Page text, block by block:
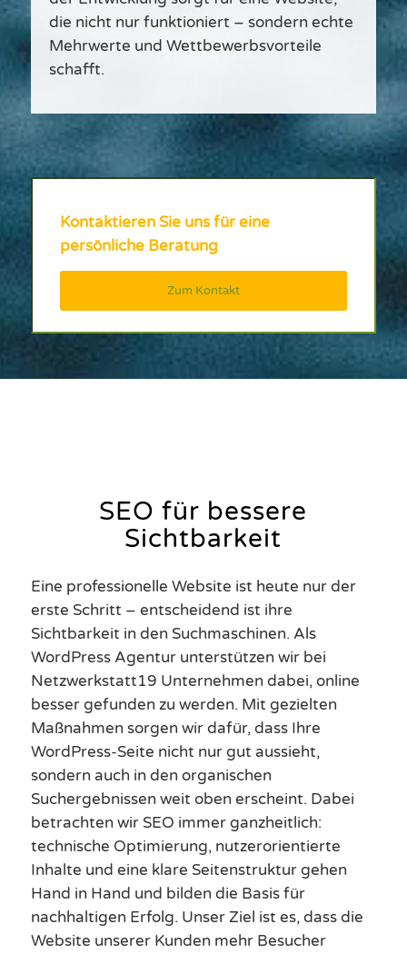
die nicht nur funktioniert – sondern echte
Mehrwerte und Wettbewerbsvorteile
schafft.
Kontaktieren Sie uns für eine
persönliche Beratung
Zum Kontakt
SEO für bessere
Sichtbarkeit
Eine professionelle Website ist heute nur der
erste Schritt – entscheidend ist ihre
Sichtbarkeit in den Suchmaschinen. Als
WordPress Agentur unterstützen wir bei
Netzwerkstatt19 Unternehmen dabei, online
besser gefunden zu werden. Mit gezielten
Maßnahmen sorgen wir dafür, dass Ihre
WordPress-Seite nicht nur gut aussieht,
sondern auch in den organischen
Suchergebnissen weit oben erscheint. Dabei
betrachten wir SEO immer ganzheitlich:
technische Optimierung, nutzerorientierte
Inhalte und eine klare Seitenstruktur gehen
Hand in Hand und bilden die Basis für
nachhaltigen Erfolg. Unser Ziel ist es, dass die
Website unserer Kunden mehr Besucher